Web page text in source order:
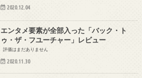
2020.12.04
エンタメ要素が全部入った「バック・ト
ゥ・ザ・フユーチャー」レビュー
評価はまだありません
2020.11.30